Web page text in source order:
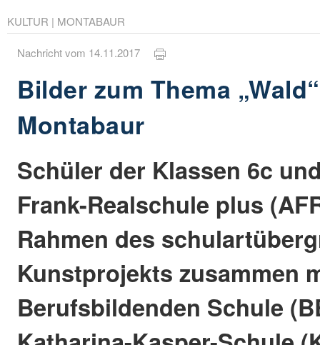
KULTUR | MONTABAUR
Nachricht vom 14.11.2017
Bilder zum Thema
Montabaur
Schüler der Klassen 6c
Frank-Realschule plus
Rahmen des
Kunstprojekts zusammen
Berufsbildenden Schule